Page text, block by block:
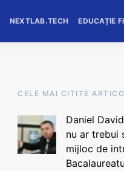
NEXTLAB.TECH EDUCAȚIE
CELE MAI CITITE
Daniel
nu ar trebui
mijloc de